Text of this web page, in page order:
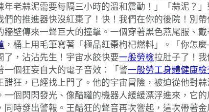
老蒜泥需要每隔三小時的溫和震動！」「蒜泥？
的推進器快沒紅棗了！快！我們在你的後院！別
壁傳來一聲巨大的撞擊。一個穿著黑色燕尾服、
，桶上用毛筆寫著「極品紅棗枸杞燃料」。「你
，沾沾先生！宇宙水餃快要一般勞檢拉肚子了！
個狂妄自大的電子音效：「警一般勞工身體健康檢
狂，已經找上門了。他的宇宙冒險，被迫從他對
個閃閃發光、像醋罐的機器人緩緩漂浮進來，它
同時發出警報。王醋狂的聲音再次響起，這次帶著